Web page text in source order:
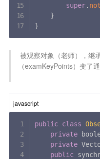
super.
}
}
（examKeyPoints）变了
javascript
public class
private
private
public